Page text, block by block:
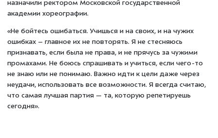
назначили ректором Московской государственной
академии хореографии.
«Не бойтесь ошибаться. Учишься и на своих, и на чужих
ошибках – главное их не повторять. Я не стесняюсь
признавать, если была не права, и не прячусь за чужими
промахами. Не боюсь спрашивать и учиться, если чего-то
не знаю или не понимаю. Важно идти к цели даже через
неудачи, использовать все возможности. Я всегда считаю,
что самая лучшая партия — та, которую репетируешь
сегодня».